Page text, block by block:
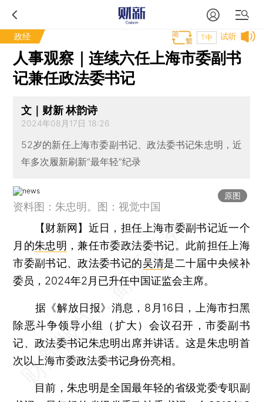
政经 试听
T中
人事观察｜连续六任上海市委副书
记兼任政法委书记
文｜财新 林韵诗
2024年08月17日 18:26
52岁的新任上海市委副书记、政法委书记朱忠明，近
年多次履新刷新“最年轻”纪录
原图
资料图：朱忠明。图：视觉中国
【财新网】 近日，担任上海市委副书记近一个
月的朱忠明 ，兼任市委政法委书记。此前担任上海
市委副书记、政法委书记的吴清是二十届中央候补
委员，2024年2月已升任中国证监会主席。
据《解放日报》消息，8月16日，上海市扫黑
除恶斗争领导小组（扩大）会议召开，市委副书
记、政法委书记朱忠明出席并讲话。这是朱忠明首
次以上海市委政法委书记身份亮相。
目前，朱忠明是全国最年轻的省级党委专职副